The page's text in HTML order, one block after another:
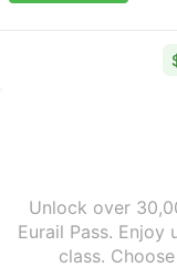
Unlock over
Eurail Pass.
class.